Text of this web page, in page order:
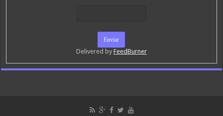
Delivered by FeedBurner